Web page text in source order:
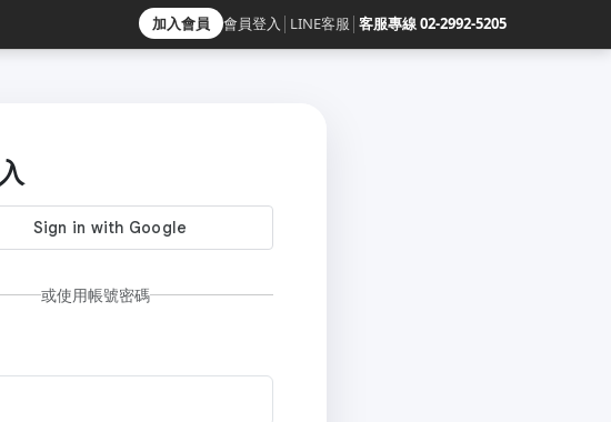
加入會員 會員登入 LINE客服 客服專線 02-2992-5205
或使用帳號密碼